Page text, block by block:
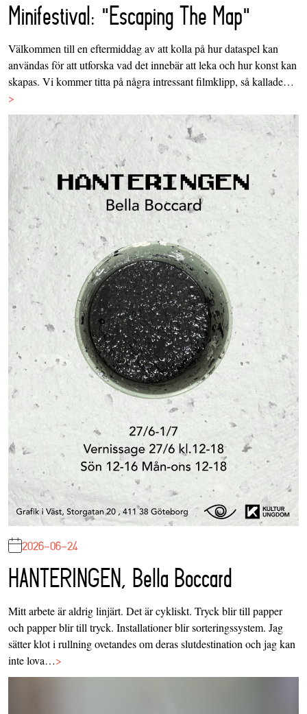
Minifestival: "Escaping The Map"
Välkommen till en eftermiddag av att kolla på hur dataspel kan
användas för att utforska vad det innebär att leka och hur konst kan
skapas. Vi kommer titta på några intressant filmklipp, så kallade…
>
2026-06-24
HANTERINGEN, Bella Boccard
Mitt arbete är aldrig linjärt. Det är cykliskt. Tryck blir till papper
och papper blir till tryck. Installationer blir sorteringssystem. Jag
sätter klot i rullning ovetandes om deras slutdestination och jag kan
inte lova…>